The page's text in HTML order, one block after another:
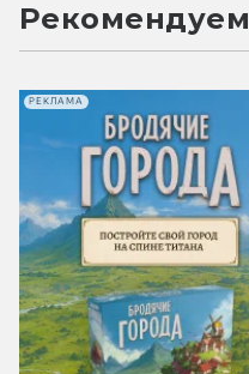
Рекомендуем
РЕКЛАМА